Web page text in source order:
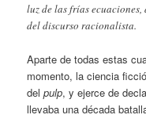
luz de las frías
del discurso racionalista.
Aparte de todas estas
momento, la ciencia
delpulp, y ejerce de
llevaba una década